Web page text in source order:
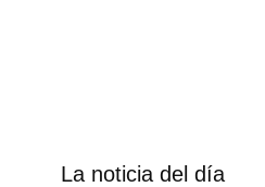
La noticia del día